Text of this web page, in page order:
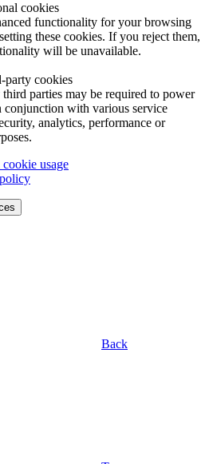
cookies
functionality for your browsing
these cookies. If you reject them,
will be unavailable.
party cookies
parties may be required to power
with various service
analytics, performance or
usage
Back